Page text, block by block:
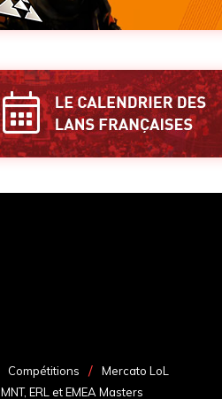
Compétitions
Mercato LoL
ERL et EMEA Masters